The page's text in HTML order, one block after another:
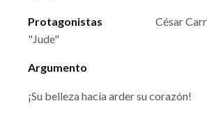
Protagonistas
César
"Jude"
Argumento
¡Su belleza hacía arder su corazón!